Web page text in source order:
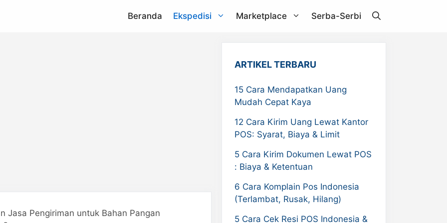
Beranda Ekspedisi
Janio
RPX
ZDEX
Marketplace Serba-Serbi
Jasa Pengiriman untuk Bahan Pangan
ARTIKEL TERBARU
15 Cara Mendapatkan Uang
Mudah Cepat Kaya
12 Cara Kirim Uang Lewat Kantor
POS: Syarat, Biaya & Limit
5 Cara Kirim Dokumen Lewat POS
: Biaya & Ketentuan
6 Cara Komplain Pos Indonesia
(Terlambat, Rusak, Hilang)
5 Cara Cek Resi POS Indonesia &